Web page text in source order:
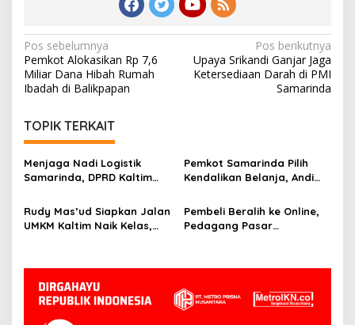
Navigasi
pos
Pos sebelumnya
Pemkot Alokasikan Rp 7,6
Miliar Dana Hibah Rumah
Ibadah di Balikpapan
Pos berikutnya
Upaya Srikandi Ganjar Jaga
Ketersediaan Darah di PMI
Samarinda
TOPIK TERKAIT
Menjaga Nadi Logistik
Samarinda, DPRD Kaltim
Mahulu
Pemkot Samarinda Pilih
Kendalikan Belanja, Andi
Penting daripada Berutang
Rudy Mas’ud Siapkan Jalan
UMKM Kaltim Naik Kelas,
Pembeli Beralih ke Online,
Pedagang Pasar